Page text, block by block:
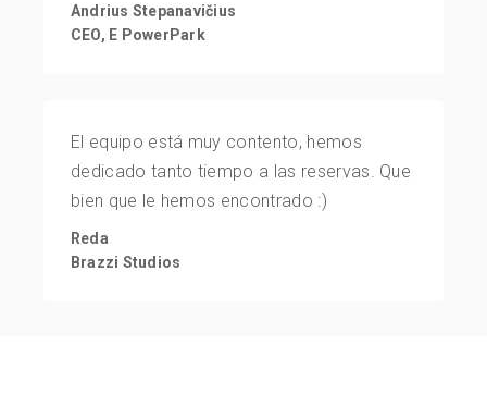
Andrius Stepanavičius
CEO, E PowerPark
El equipo está muy contento, hemos
dedicado tanto tiempo a las reservas. Que
bien que le hemos encontrado :)
Reda
Brazzi Studios